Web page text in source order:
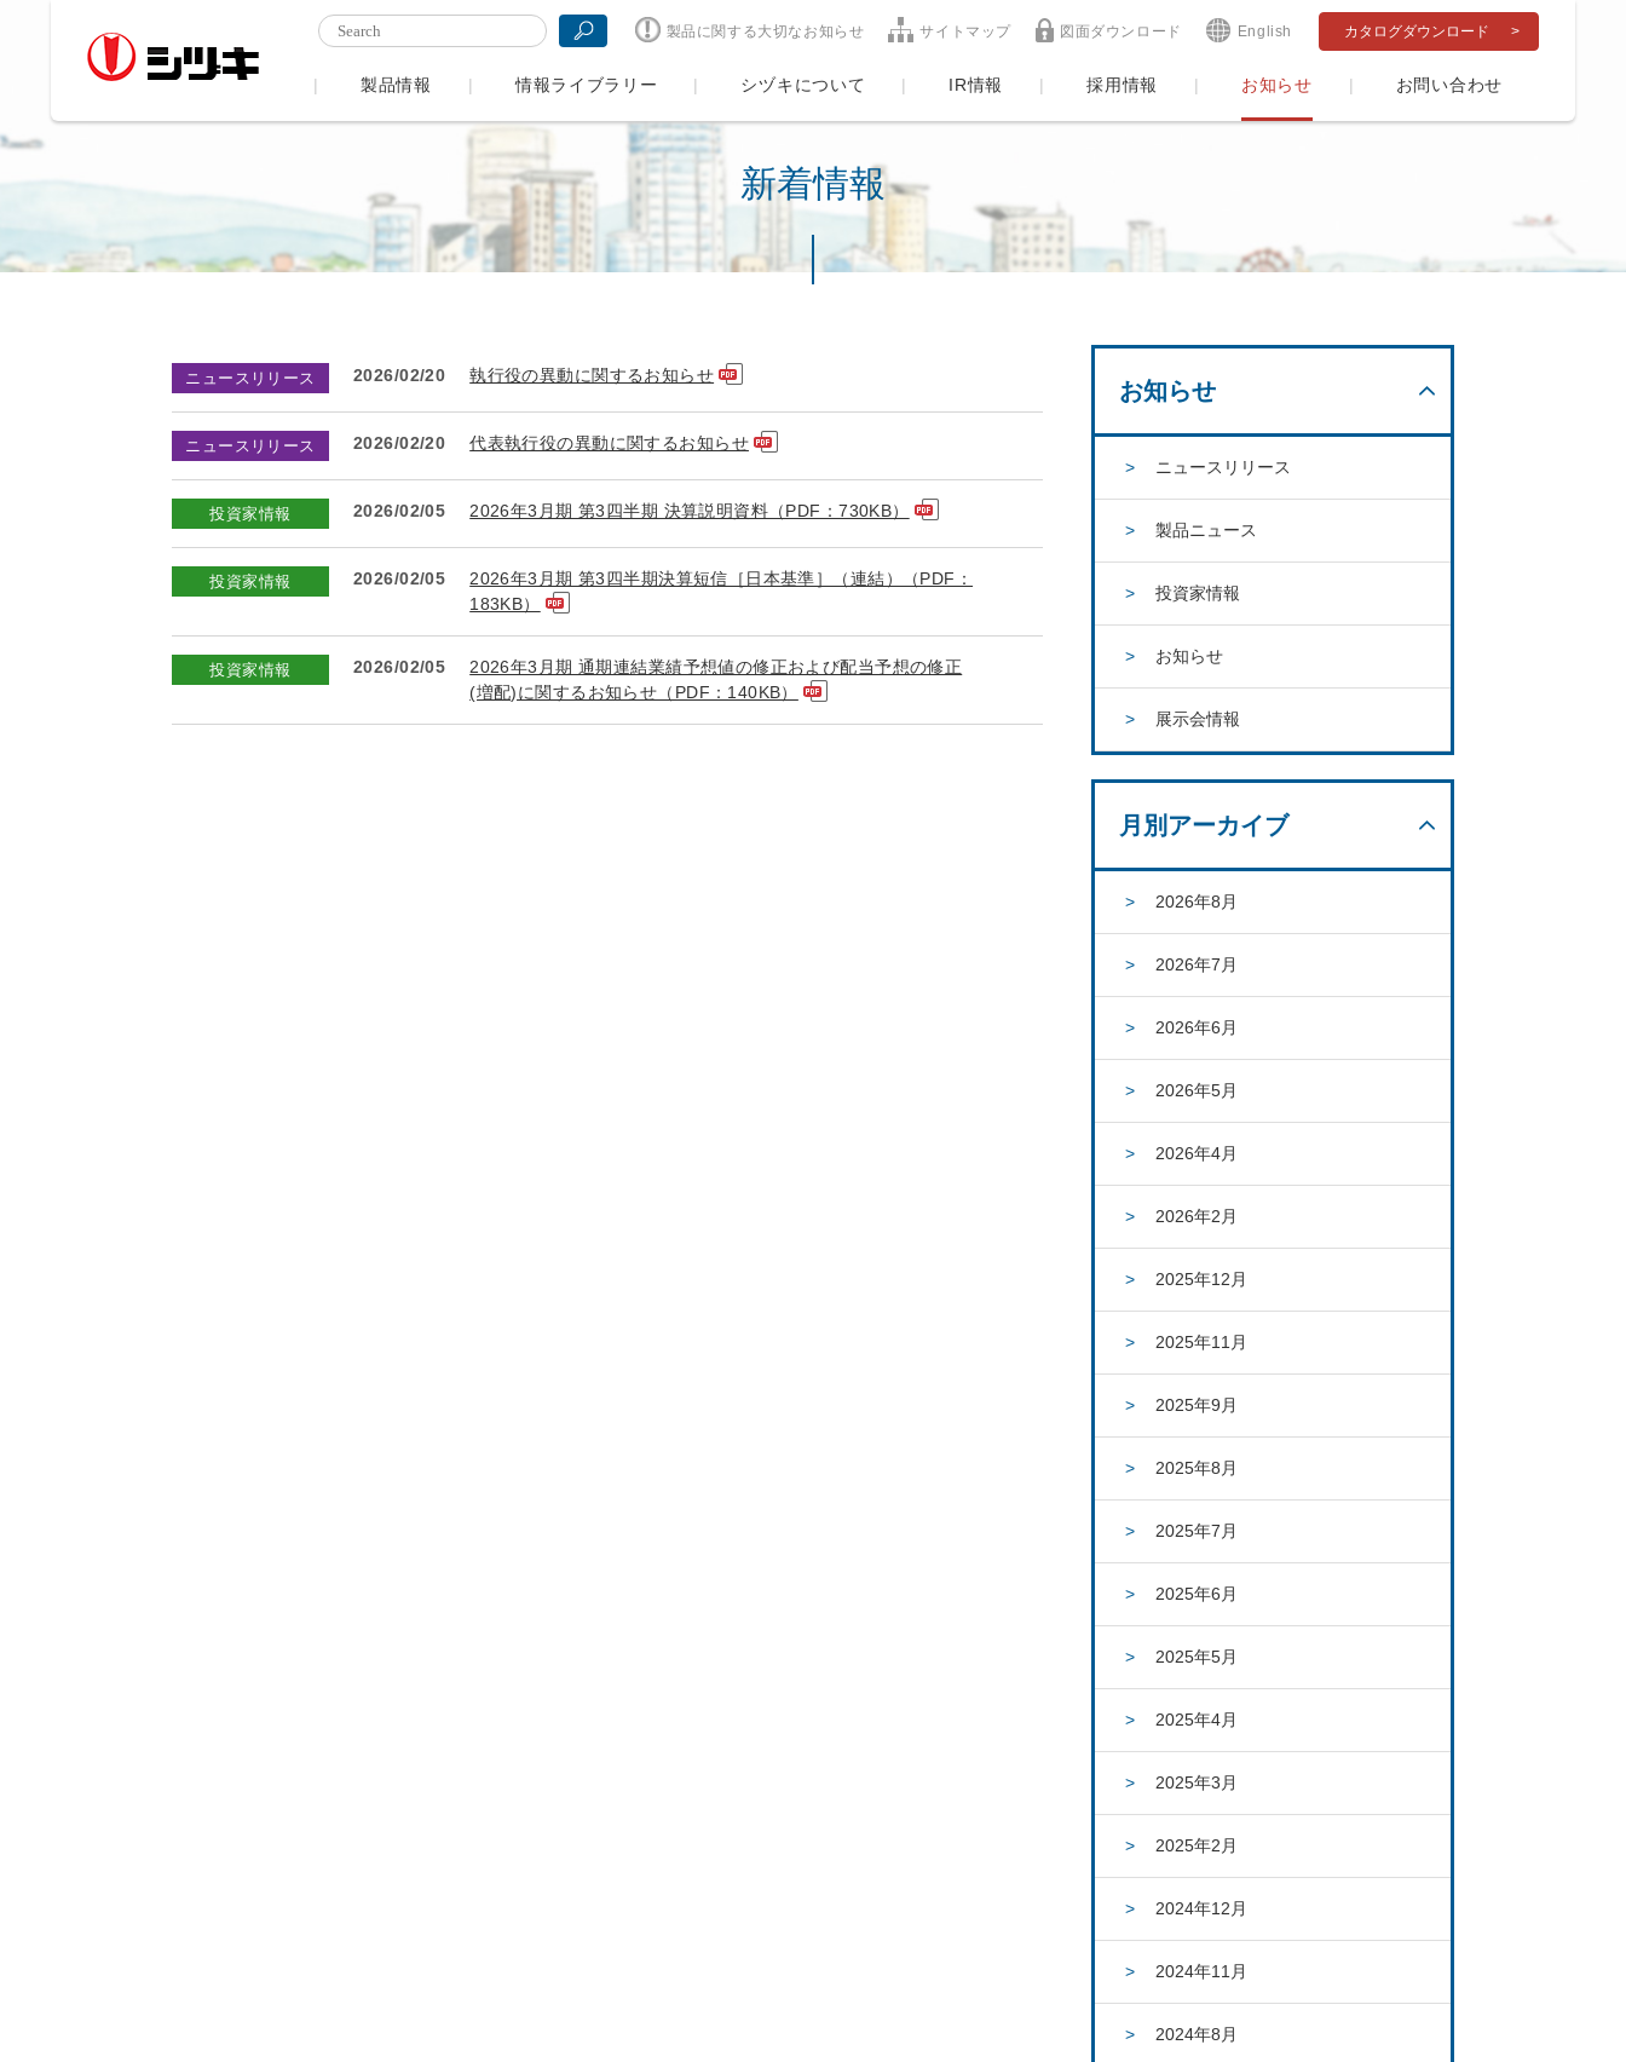
製品情報 情報ライブラリー シヅキについて IR情報 採用情報 お知らせ お問い合わせ
カタログダウンロード
製品に関する大切なお知らせ サイトマップ 図面ダウンロード English
新着情報
ニュースリリース 2026/02/20 執行役の異動に関するお知らせ
ニュースリリース 2026/02/20 代表執行役の異動に関するお知らせ
投資家情報 2026/02/05 2026年3月期 第3四半期 決算説明資料（PDF：730KB）
投資家情報 2026/02/05
2026年3月期 第3四半期決算短信［日本基準］（連結）（PDF：
183KB）
投資家情報 2026/02/05
2026年3月期 通期連結業績予想値の修正および配当予想の修正
(増配)に関するお知らせ（PDF：140KB）
お知らせ
ニュースリリース
製品ニュース
投資家情報
お知らせ
展示会情報
月別アーカイブ
2026年8月
2026年7月
2026年6月
2026年5月
2026年4月
2026年2月
2025年12月
2025年11月
2025年9月
2025年8月
2025年7月
2025年6月
2025年5月
2025年4月
2025年3月
2025年2月
2024年12月
2024年11月
2024年8月